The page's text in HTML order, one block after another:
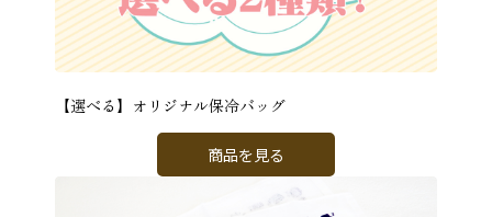
【選べる】オリジナル保冷バッグ
商品を見る